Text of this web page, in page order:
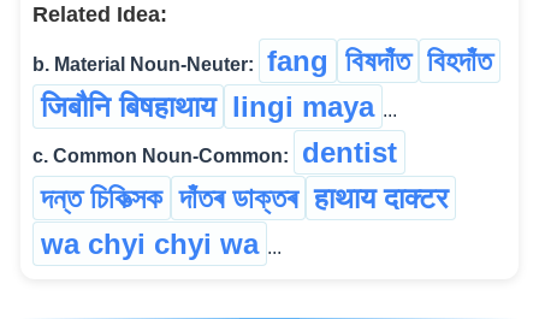
Related Idea:
b. Material Noun-Neuter: fang বিষদাঁত বিহদাঁত
जिबौनि बिषहाथाय lingi maya ...
c. Common Noun-Common:
dentist
দন্ত চিকিত্সক দাঁতৰ ডাক্তৰ हाथाय दाक्टर
wa chyi chyi wa ...